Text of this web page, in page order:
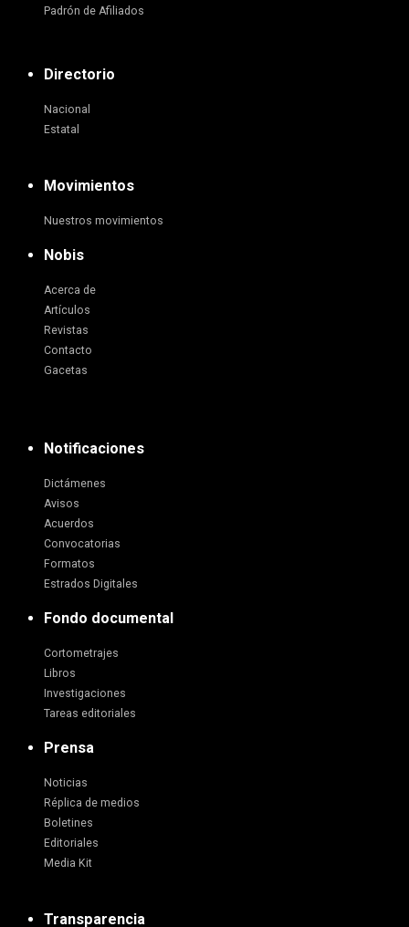
Padrón de Afiliados
Directorio
Nacional
Estatal
Movimientos
Nuestros movimientos
Nobis
Acerca de
Artículos
Revistas
Contacto
Gacetas
Notificaciones
Dictámenes
Avisos
Acuerdos
Convocatorias
Formatos
Estrados Digitales
Fondo documental
Cortometrajes
Libros
Investigaciones
Tareas editoriales
Prensa
Noticias
Réplica de medios
Boletines
Editoriales
Media Kit
Transparencia